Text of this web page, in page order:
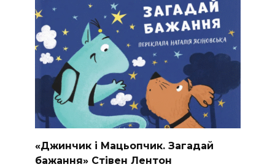
«Джинчик і Мацьопчик. Загадай
бажання» Стівен Лентон